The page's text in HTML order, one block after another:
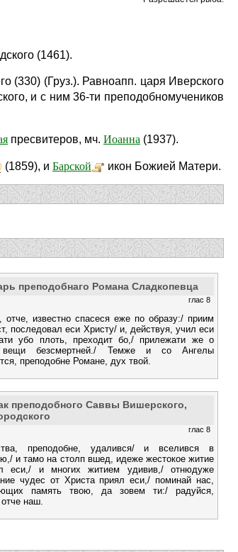
(1461).
(330) (Груз.). Равноапп. царя Иверского
и с ним 36-ти преподобномучеников
пресвитеров, мч. Иоанна (1937).
(1859), и Барской икон Божией Матери.
преподобнаго Романа Сладкопевца
глас 8
отче, известно спасеся еже по образу:/ приим
последовал еси Христу/ и, действуя, учил еси
убо плоть, преходит бо,/ прилежати же о
безсмертней./ Темже и со Ангелы
преподобне Романе, дух твой.
преподобного Саввы Вишерского,
глас 8
преподобне, удалився/ и вселився в
и тамо на столп вшед, идеже жестокое житие
еси,/ и многих житием удивив,/ отнюдуже
чудес от Христа приял еси,/ поминай нас,
память твою, да зовем ти:/ радуйся,
наш.